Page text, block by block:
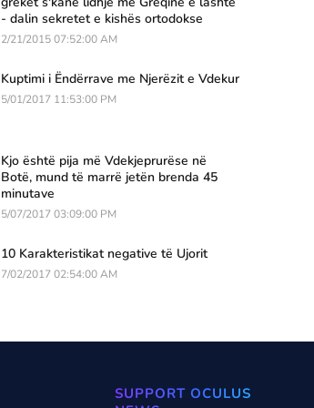
- dalin sekretet e kishës ortodokse
2/21/2015 07:52:00 AM
Kuptimi i Ëndërrave me Njerëzit e Vdekur
5/01/2017 11:53:00 PM
Kjo është pija më Vdekjeprurëse në
Botë, mund të marrë jetën brenda 45
minutave
5/07/2017 03:09:00 PM
10 Karakteristikat negative të Ujorit
7/02/2017 02:54:00 AM
SUPPORT OCULUS